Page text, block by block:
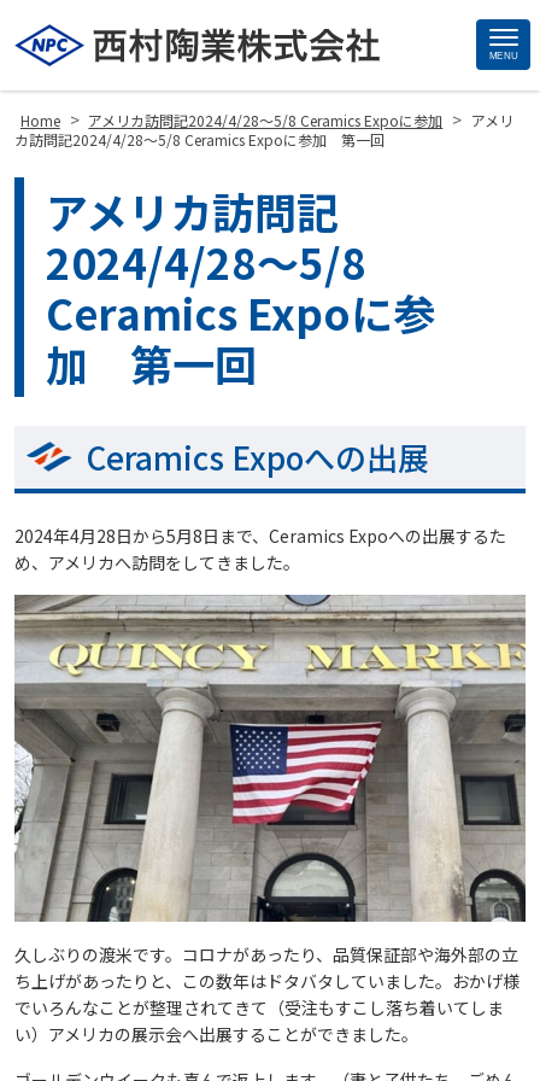
MENU
Home > アメリカ訪問記2024/4/28～5/8 Ceramics Expoに参加 > アメリ
カ訪問記2024/4/28～5/8 Ceramics Expoに参加 第一回
アメリカ訪問記
2024/4/28～5/8
Ceramics Expoに参
加 第一回
Ceramics Expoへの出展
2024年4月28日から5月8日まで、Ceramics Expoへの出展するた
め、アメリカへ訪問をしてきました。
久しぶりの渡米です。コロナがあったり、品質保証部や海外部の立
ち上げがあったりと、この数年はドタバタしていました。おかげ様
でいろんなことが整理されてきて（受注もすこし落ち着いてしま
い）アメリカの展示会へ出展することができました。
Site
Footer